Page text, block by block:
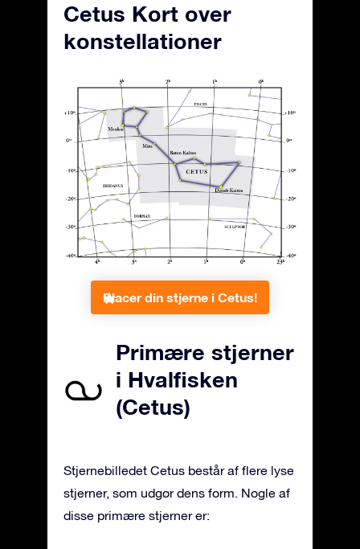
Cetus Kort over
konstellationer
Placer din stjerne i Cetus!
Primære stjerner
i Hvalfisken
(Cetus)
Stjernebilledet Cetus består af flere lyse
stjerner, som udgør dens form. Nogle af
disse primære stjerner er: